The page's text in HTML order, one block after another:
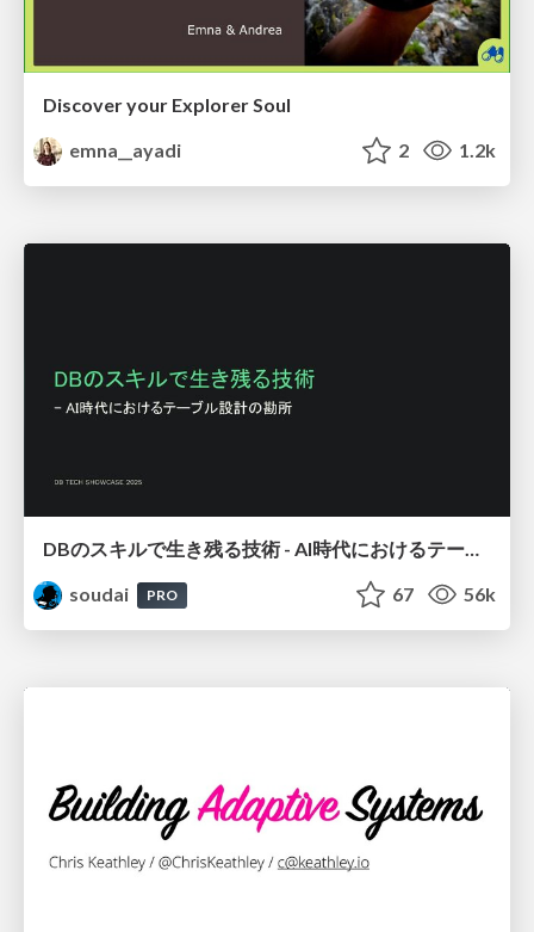
Discover your Explorer Soul
emna__ayadi
2 1.2k
DBのスキルで生き残る技術 - AI時代におけるテーブル設計の勘所
soudai
PRO 67 56k